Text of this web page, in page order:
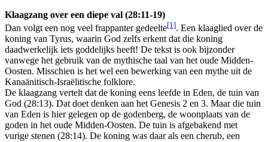
Klaagzang over een diepe val (28:11-19)
Dan volgt een nog veel frappanter gedeelte[1]. Een klaaglied over de
koning van Tyrus, waarin God zelfs erkent dat die koning
daadwerkelijk iets goddelijks heeft! De tekst is ook bijzonder
vanwege het gebruik van de mythische taal van het oude Midden-
Oosten. Misschien is het wel een bewerking van een mythe uit de
Kanaänitisch-Israëlitische folklore.
De klaagzang vertelt dat de koning eens leefde in Eden, de tuin van
God (28:13). Dat doet denken aan het Genesis 2 en 3. Maar die tuin
van Eden is hier gelegen op de godenberg, de woonplaats van de
goden in het oude Midden-Oosten. De tuin is afgebakend met
vurige stenen (28:14). De koning was daar als een cherub, een